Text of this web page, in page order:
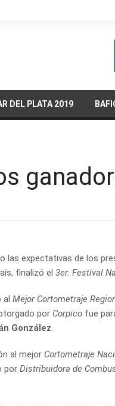
DEL PLATA 2019
las expectativas de los
finalizó el 3er. Festival
al Mejor Cortometraje
por Corpico fue
González.
al mejor Cortometraje
por Distribuidora de